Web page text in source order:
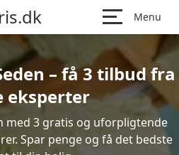
Menu
– få 3 tilbud fra
eksperter
med 3 gratis og uforpligtende
Spar penge og få det bedste